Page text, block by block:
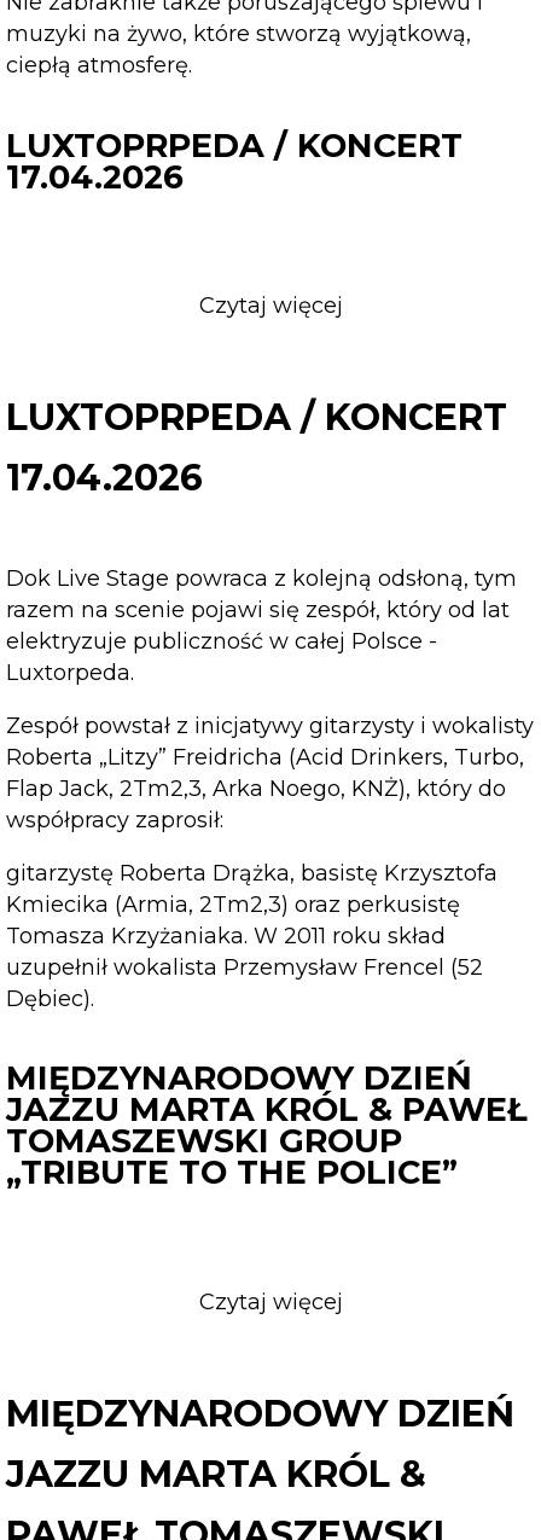
muzyki na żywo, które stworzą wyjątkową,
ciepłą atmosferę.
LUXTOPRPEDA / KONCERT
17.04.2026
Czytaj więcej
KONCERT
17.04.2026
LUXTOPRPEDA / KONCERT
17.04.2026
Dok Live Stage powraca z kolejną odsłoną, tym
razem na scenie pojawi się zespół, który od lat
elektryzuje publiczność w całej Polsce -
Luxtorpeda.
Zespół powstał z inicjatywy gitarzysty i wokalisty
Roberta „Litzy” Freidricha (Acid Drinkers, Turbo,
Flap Jack, 2Tm2,3, Arka Noego, KNŻ), który do
współpracy zaprosił:
gitarzystę Roberta Drążka, basistę Krzysztofa
Kmiecika (Armia, 2Tm2,3) oraz perkusistę
Tomasza Krzyżaniaka. W 2011 roku skład
uzupełnił wokalista Przemysław Frencel (52
Dębiec).
MIĘDZYNARODOWY DZIEŃ
JAZZU MARTA KRÓL & PAWEŁ
TOMASZEWSKI GROUP
„TRIBUTE TO THE POLICE”
Czytaj więcej
JAZZU
MARTA
KRÓL
&
PAWEŁ
MIĘDZYNARODOWY DZIEŃ
JAZZU MARTA KRÓL &